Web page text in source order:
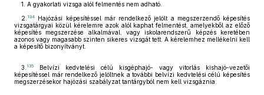
1. A gyakorlati vizsga alól felmentés nem adható.
2. 134
Hajózási képesítéssel már rendelkező jelölt a megszerzendő képesítés
vizsgatárgyai közül kérelemre azok alól kaphat felmentést, amelyekből az előző
képesítés megszerzése alkalmával, vagy iskolarendszerű képzés keretében
azonos vagy magasabb szinten sikeres vizsgát tett. A kérelemhez mellékelni kell
a képesítő bizonyítványt.
3. 135
Belvízi kedvtelési célú kisgéphajó- vagy vitorlás kishajó-vezetői
képesítéssel már rendelkező jelöltnek a további belvízi kedvtelési célú képesítés
megszerzésekor hajózási szabályzat tantárgyból nem kell vizsgáznia.